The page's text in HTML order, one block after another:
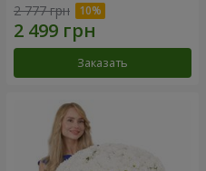
2 777 грн
Заказать